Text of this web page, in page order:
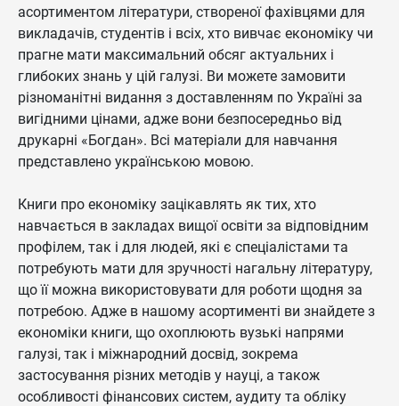
асортиментом літератури, створеної фахівцями для
викладачів, студентів і всіх, хто вивчає економіку чи
прагне мати максимальний обсяг актуальних і
глибоких знань у цій галузі. Ви можете замовити
різноманітні видання з доставленням по Україні за
вигідними цінами, адже вони безпосередньо від
друкарні «Богдан». Всі матеріали для навчання
представлено українською мовою.
Книги про економіку зацікавлять як тих, хто
навчається в закладах вищої освіти за відповідним
профілем, так і для людей, які є спеціалістами та
потребують мати для зручності нагальну літературу,
що її можна використовувати для роботи щодня за
потребою. Адже в нашому асортименті ви знайдете з
економіки книги, що охоплюють вузькі напрями
галузі, так і міжнародний досвід, зокрема
застосування різних методів у науці, а також
особливості фінансових систем, аудиту та обліку